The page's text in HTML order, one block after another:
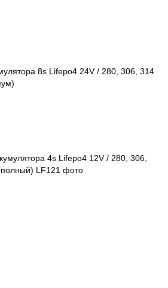
8s Lifepo4 24V / 280, 306, 314